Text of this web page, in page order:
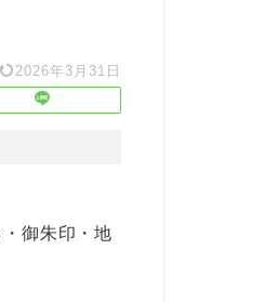
2026年3月31日
御朱印・地